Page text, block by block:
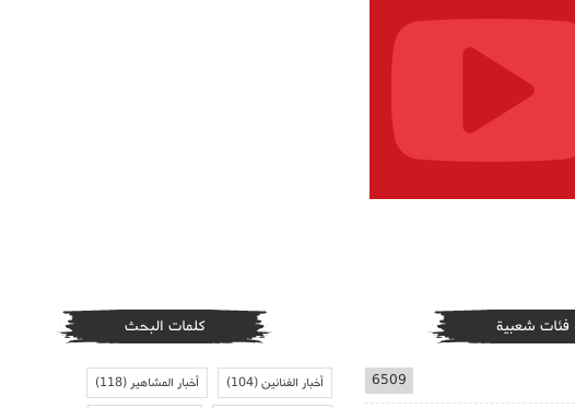
فئات شعبية
6509
كلمات البحث
أخبار الفنانين(104) أخبار المشاهير(118)